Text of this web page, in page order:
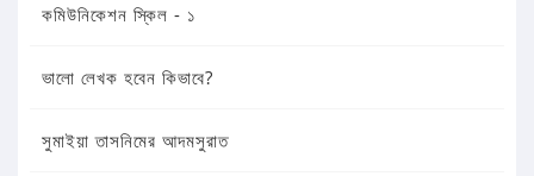
কমিউনিকেশন স্কিল - ১
ভালো লেখক হবেন কিভাবে?
সুমাইয়া তাসনিমের আদমসুরাত